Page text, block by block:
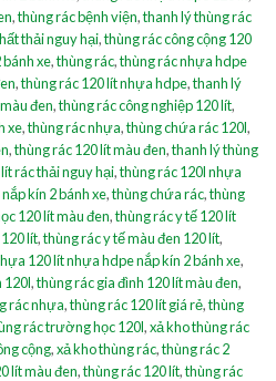
,thùng rác bệnh viện,thanh lý thùng rác
thải nguy hại,thùng rác công cộng 120
xe,thùng rác,thùng rác nhựa hdpe
,thùng rác 120 lít nhựa hdpe,thanh lý
đen,thùng rác công nghiệp 120 lít,
xe,thùng rác nhựa,thùng chứa rác 120l,
,thùng rác 120 lít màu đen,thanh lý thùng
rác thải nguy hại,thùng rác 120l nhựa
kín 2 bánh xe,thùng chứa rác,thùng
120 lít màu đen,thùng rác y tế 120 lít
lít,thùng rác y tế màu đen 120 lít,
120 lít nhựa hdpe nắp kín 2 bánh xe,
120l,thùng rác gia đình 120 lít màu đen,
rác nhựa,thùng rác 120 lít giá rẻ,thùng
rác trường học 120l,xả kho thùng rác
cộng,xả kho thùng rác,thùng rác 2
lít màu đen,thùng rác 120 lít,thùng rác